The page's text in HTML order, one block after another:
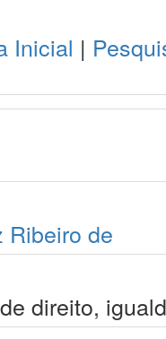
Inicial |
Ribeiro de
direito,